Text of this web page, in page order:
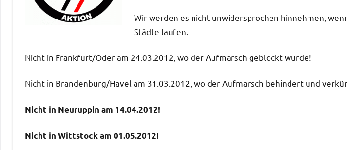
Wir werden es nicht unwidersprochen hinnehmen,
Städte laufen.
Nicht in Frankfurt/Oder am 24.03.2012, wo der Aufmarsch geblockt wurde!
Nicht in Brandenburg/Havel am 31.03.2012, wo der Aufmarsch behindert und
Nicht in Neuruppin am 14.04.2012!
Nicht in Wittstock am 01.05.2012!